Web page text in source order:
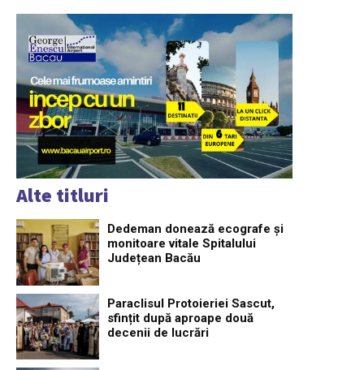
Alte titluri
Dedeman donează ecografe și
monitoare vitale Spitalului
Județean Bacău
Paraclisul Protoieriei Sascut,
sfințit după aproape două
decenii de lucrări